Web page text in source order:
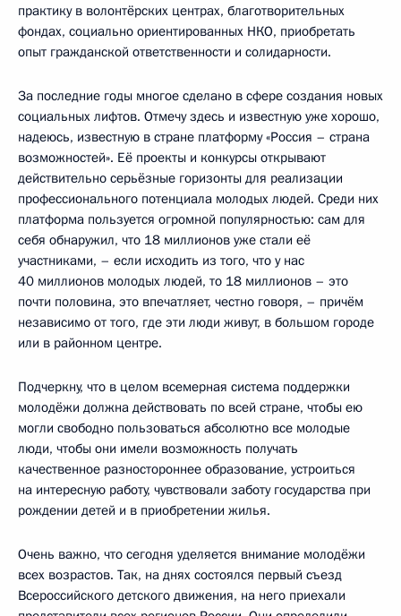
практику в волонтёрских центрах, благотворительных
фондах, социально ориентированных НКО, приобретать
опыт гражданской ответственности и солидарности.
За последние годы многое сделано в сфере создания новых
социальных лифтов. Отмечу здесь и известную уже хорошо,
надеюсь, известную в стране платформу «Россия – страна
возможностей». Её проекты и конкурсы открывают
действительно серьёзные горизонты для реализации
профессионального потенциала молодых людей. Среди них
платформа пользуется огромной популярностью: сам для
себя обнаружил, что 18 миллионов уже стали её
участниками, – если исходить из того, что у нас
40 миллионов молодых людей, то 18 миллионов – это
почти половина, это впечатляет, честно говоря, – причём
независимо от того, где эти люди живут, в большом городе
или в районном центре.
Подчеркну, что в целом всемерная система поддержки
молодёжи должна действовать по всей стране, чтобы ею
могли свободно пользоваться абсолютно все молодые
люди, чтобы они имели возможность получать
качественное разностороннее образование, устроиться
на интересную работу, чувствовали заботу государства при
рождении детей и в приобретении жилья.
Очень важно, что сегодня уделяется внимание молодёжи
всех возрастов. Так, на днях состоялся первый съезд
Всероссийского детского движения, на него приехали